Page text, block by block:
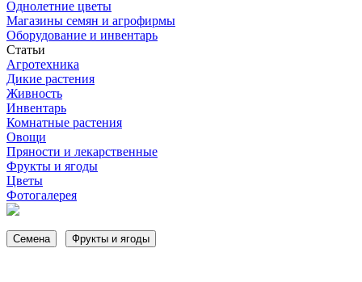
Однолетние цветы
Магазины семян и агрофирмы
Оборудование и инвентарь
Статьи
Агротехника
Дикие растения
Живность
Инвентарь
Комнатные растения
Овощи
Пряности и лекарственные
Фрукты и ягоды
Цветы
Фотогалерея